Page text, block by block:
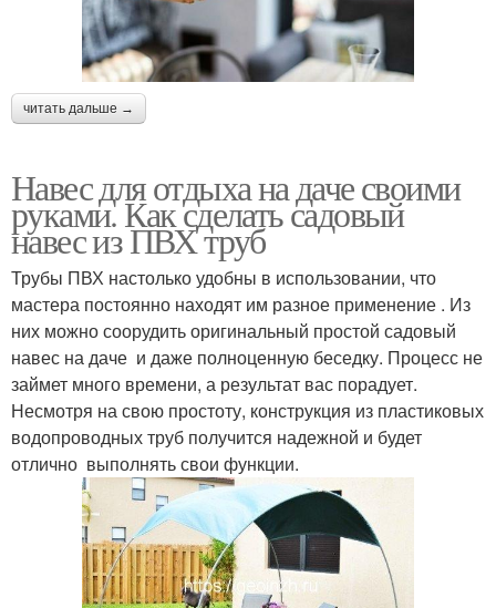
читать дальше →
Навес для отдыха на даче своими
руками. Как сделать садовый
навес из ПВХ труб
Трубы ПВХ настолько удобны в использовании, что
мастера постоянно находят им разное применение . Из
них можно соорудить оригинальный простой садовый
навес на даче и даже полноценную беседку. Процесс не
займет много времени, а результат вас порадует.
Несмотря на свою простоту, конструкция из пластиковых
водопроводных труб получится надежной и будет
отлично выполнять свои функции.